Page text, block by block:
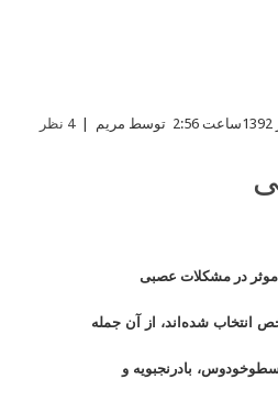
| 4 نظر
موثر در مشکلات عصبی
انتخاب شده‌اند، از آن جمله
بادرنجبویه و